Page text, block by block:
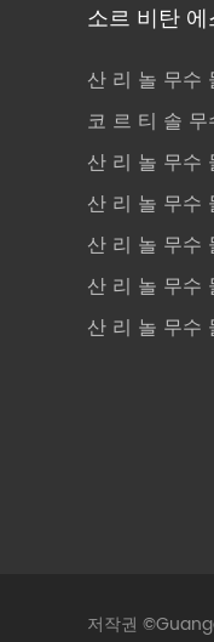
소르 비탄
산 리 놀 무수
코 르 티 솔
산 리 놀 무수
산 리 놀 무수
산 리 놀 무수
산 리 놀 무수
산 리 놀 무수
저작권 ©